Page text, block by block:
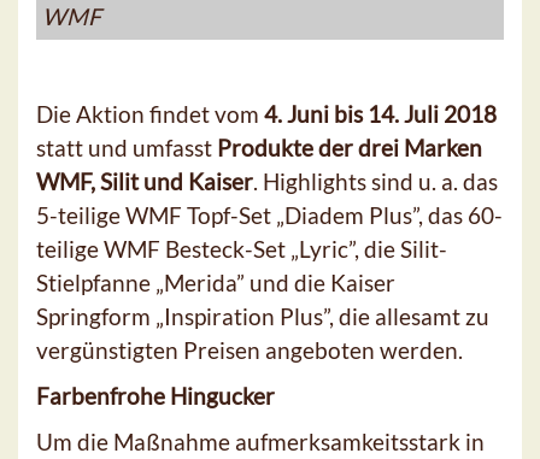
WMF
Die Aktion findet vom 4. Juni bis 14. Juli 2018
statt und umfasst Produkte der drei Marken
WMF, Silit und Kaiser. Highlights sind u. a. das
5-teilige WMF Topf-Set „Diadem Plus”, das 60-
teilige WMF Besteck-Set „Lyric”, die Silit-
Stielpfanne „Merida” und die Kaiser
Springform „Inspiration Plus”, die allesamt zu
vergünstigten Preisen angeboten werden.
Farbenfrohe Hingucker
Um die Maßnahme aufmerksamkeitsstark in